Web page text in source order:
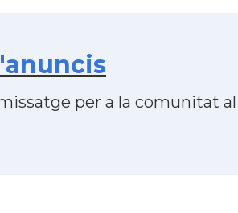
per a la comunitat